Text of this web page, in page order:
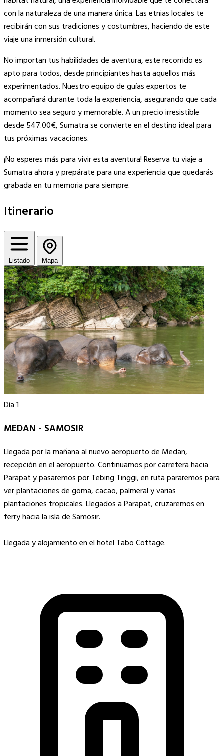
con la naturaleza de una manera única. Las etnias locales te
recibirán con sus tradiciones y costumbres, haciendo de este
viaje una inmersión cultural.
No importan tus habilidades de aventura, este recorrido es
apto para todos, desde principiantes hasta aquellos más
experimentados. Nuestro equipo de guías expertos te
acompañará durante toda la experiencia, asegurando que cada
momento sea seguro y memorable. A un precio irresistible
desde 547.00€, Sumatra se convierte en el destino ideal para
tus próximas vacaciones.
¡No esperes más para vivir esta aventura! Reserva tu viaje a
Sumatra ahora y prepárate para una experiencia que quedarás
grabada en tu memoria para siempre.
Itinerario
Listado Mapa
Día 1
MEDAN - SAMOSIR
Llegada por la mañana al nuevo aeropuerto de Medan,
recepción en el aeropuerto. Continuamos por carretera hacia
Parapat y pasaremos por Tebing Tinggi, en ruta pararemos para
ver plantaciones de goma, cacao, palmeral y varias
plantaciones tropicales. Llegados a Parapat, cruzaremos en
ferry hacia la isla de Samosir.
Llegada y alojamiento en el hotel Tabo Cottage.